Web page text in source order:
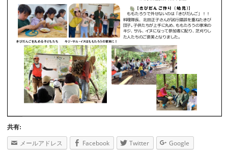
共有:
メールアドレス Facebook Twitter Google